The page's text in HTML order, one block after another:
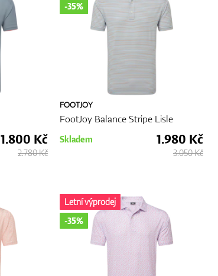
1.800 Kč
2.780 Kč
FOOTJOY
FootJoy Balance Stripe Lisle
-35%
Skladem 1.980 Kč
3.050 Kč
Letní výprodej
-35%